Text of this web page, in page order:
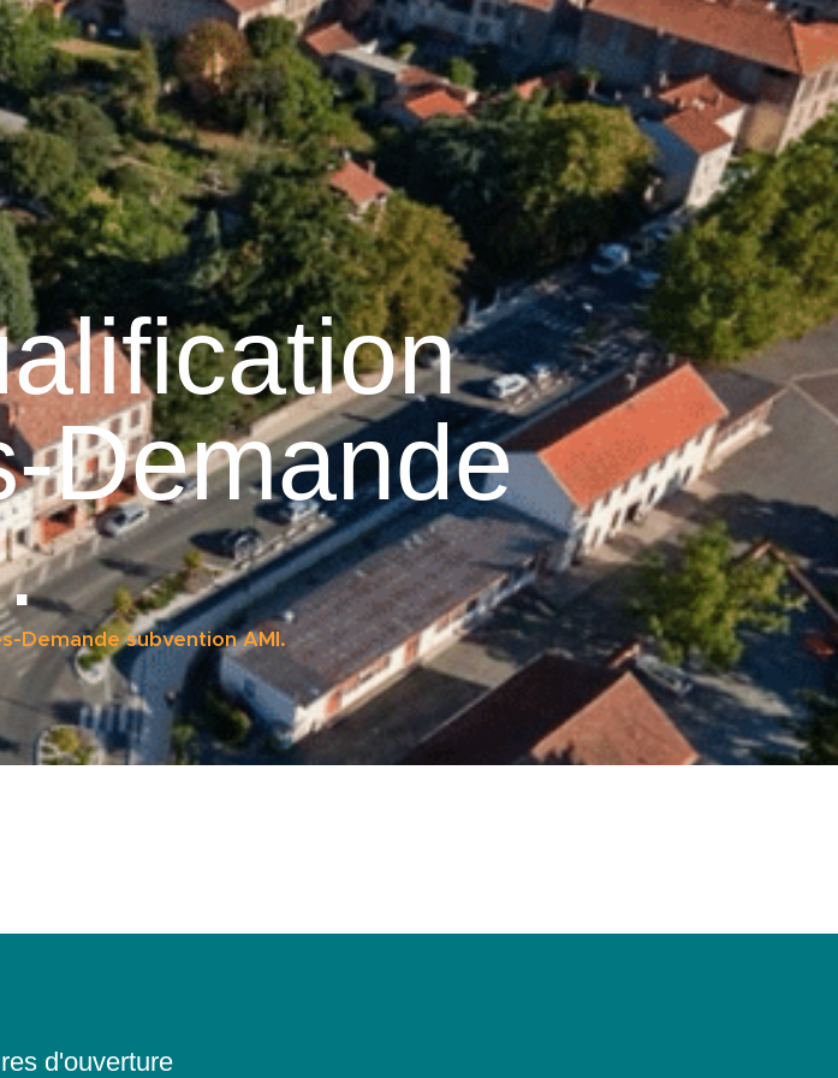
Graulhet au quotidien Services pratiques 26 °C
Demande
Demande subvention AMI.
d'ouverture